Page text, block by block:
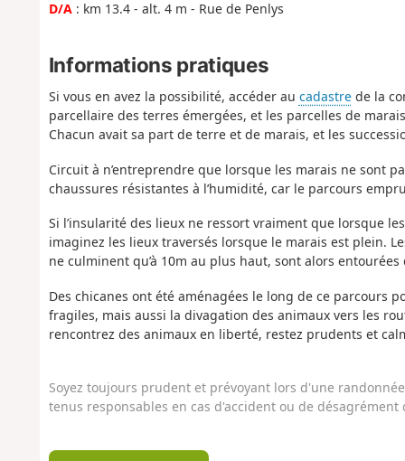
D/A: km 13.4 - alt. 4 m - Rue de Penlys
Informations pratiques
Si vous en avez la possibilité, accéder au cadastrede la
parcellaire des terres émergées, et les parcelles de
Chacun avait sa part de terre et de marais, et les
Circuit à n’entreprendre que lorsque les marais ne sont
chaussures résistantes à l’humidité, car le parcours
Si l’insularité des lieux ne ressort vraiment que lorsque
imaginez les lieux traversés lorsque le marais est plein.
ne culminent qu’à 10m au plus haut, sont alors
Des chicanes ont été aménagées le long de ce parcours
fragiles, mais aussi la divagation des animaux vers les
rencontrez des animaux en liberté, restez prudents et
Soyez toujours prudent et prévoyant lors d'une
tenus responsables en cas d'accident ou de